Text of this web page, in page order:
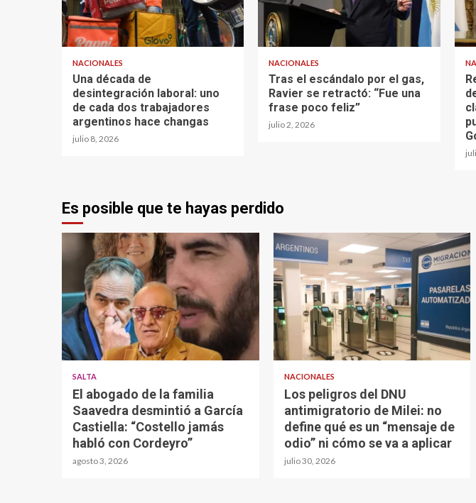
NACIONALES
Una década de
desintegración laboral: uno
de cada dos trabajadores
argentinos hace changas
julio 8, 2026
NACIONALES
Tras el escándalo por el gas,
Ravier se retractó: “Fue una
frase poco feliz”
julio 2, 2026
Es posible que te hayas perdido
SALTA
El abogado de la familia
Saavedra desmintió a García
Castiella: “Costello jamás
habló con Cordeyro”
agosto 3, 2026
NACIONALES
Los peligros del DNU
antimigratorio de Milei: no
define qué es un “mensaje de
odio” ni cómo se va a aplicar
julio 30, 2026